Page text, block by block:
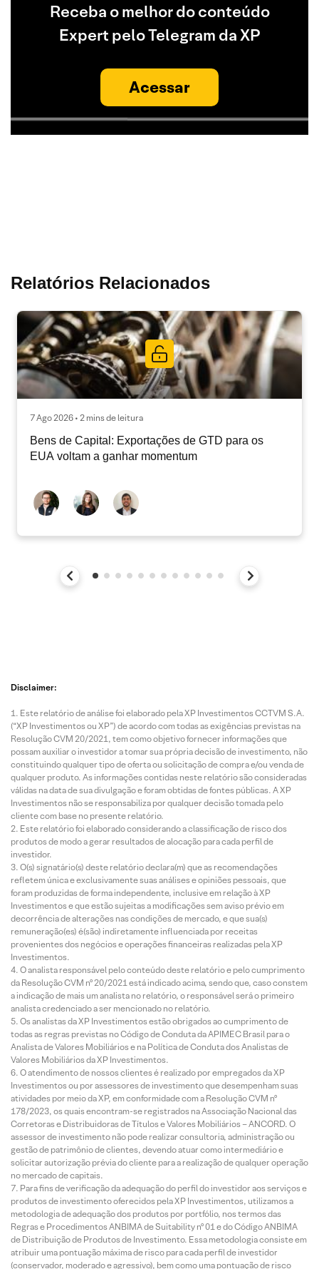
Receba o melhor do conteúdo
Expert pelo Telegram da XP
Acessar
Relatórios Relacionados
7 Ago 2026 • 2 mins de leitura
Bens de Capital: Exportações de GTD para os
EUA voltam a ganhar momentum
Disclaimer:
Este relatório de análise foi elaborado pela XP Investimentos CCTVM S.A.
(“XP Investimentos ou XP”) de acordo com todas as exigências previstas na
Resolução CVM 20/2021, tem como objetivo fornecer informações que
possam auxiliar o investidor a tomar sua própria decisão de investimento, não
constituindo qualquer tipo de oferta ou solicitação de compra e/ou venda de
qualquer produto. As informações contidas neste relatório são consideradas
válidas na data de sua divulgação e foram obtidas de fontes públicas. A XP
Investimentos não se responsabiliza por qualquer decisão tomada pelo
cliente com base no presente relatório.
Este relatório foi elaborado considerando a classificação de risco dos
produtos de modo a gerar resultados de alocação para cada perfil de
investidor.
O(s) signatário(s) deste relatório declara(m) que as recomendações
refletem única e exclusivamente suas análises e opiniões pessoais, que
foram produzidas de forma independente, inclusive em relação à XP
Investimentos e que estão sujeitas a modificações sem aviso prévio em
decorrência de alterações nas condições de mercado, e que sua(s)
remuneração(es) é(são) indiretamente influenciada por receitas
provenientes dos negócios e operações financeiras realizadas pela XP
Investimentos.
O analista responsável pelo conteúdo deste relatório e pelo cumprimento
da Resolução CVM nº 20/2021 está indicado acima, sendo que, caso constem
a indicação de mais um analista no relatório, o responsável será o primeiro
analista credenciado a ser mencionado no relatório.
Os analistas da XP Investimentos estão obrigados ao cumprimento de
todas as regras previstas no Código de Conduta da APIMEC Brasil para o
Analista de Valores Mobiliários e na Política de Conduta dos Analistas de
Valores Mobiliários da XP Investimentos.
O atendimento de nossos clientes é realizado por empregados da XP
Investimentos ou por assessores de investimento que desempenham suas
atividades por meio da XP, em conformidade com a Resolução CVM nº
178/2023, os quais encontram-se registrados na Associação Nacional das
Corretoras e Distribuidoras de Títulos e Valores Mobiliários – ANCORD. O
assessor de investimento não pode realizar consultoria, administração ou
gestão de patrimônio de clientes, devendo atuar como intermediário e
solicitar autorização prévia do cliente para a realização de qualquer operação
no mercado de capitais.
Para fins de verificação da adequação do perfil do investidor aos serviços e
produtos de investimento oferecidos pela XP Investimentos, utilizamos a
metodologia de adequação dos produtos por portfólio, nos termos das
Regras e Procedimentos ANBIMA de Suitability nº 01 e do Código ANBIMA
de Distribuição de Produtos de Investimento. Essa metodologia consiste em
atribuir uma pontuação máxima de risco para cada perfil de investidor
(conservador, moderado e agressivo), bem como uma pontuação de risco